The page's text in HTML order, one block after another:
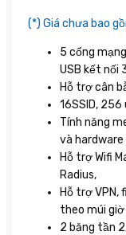
(*) Giá chưa bao
5 cổng
USB kết nối
Hỗ trợ cân
16SSID,
Tính năng
và
Hỗ trợ Wifi
Radius,
Hỗ trợ VPN,
theo múi giờ
2 băng tần